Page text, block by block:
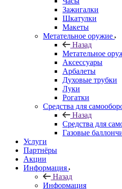
Зажигалки
Шкатулки
Макеты
Метательное оружие
Назад
Метательное
Аксессуары
Арбалеты
Духовые трубки
Луки
Рогатки
Средства для
Назад
Средства для
Газовые
Услуги
Партнёры
Акции
Информация
Назад
Информация